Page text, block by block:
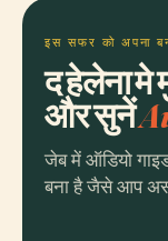
इस सफर को अपना
द हेलेना मे
और सुनें
जेब में ऑडियो
बना है जैसे आप